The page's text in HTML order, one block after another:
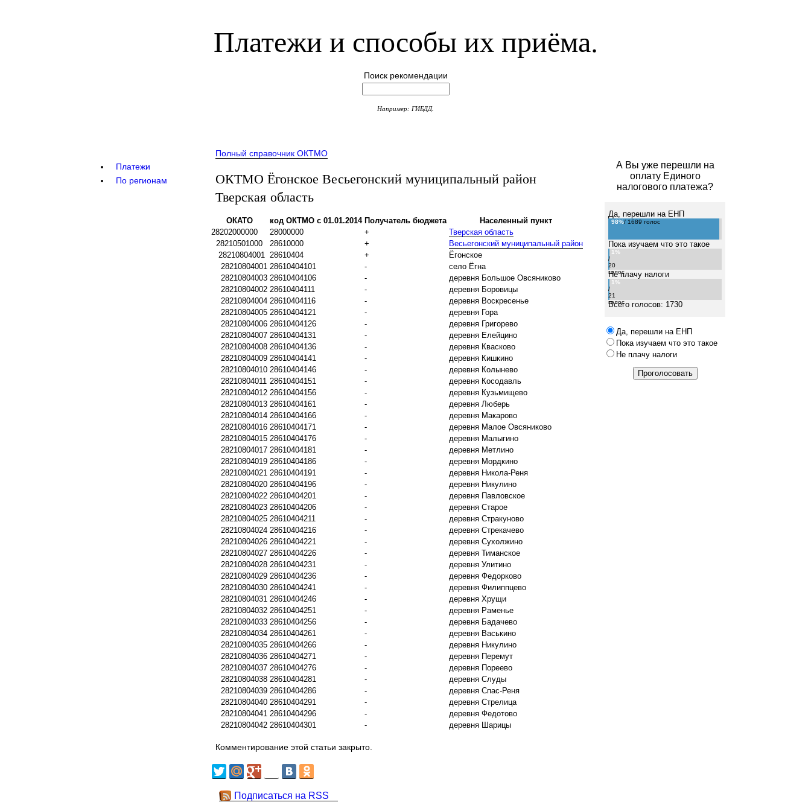
Платежи и способы их приёма.
Поиск рекомендации
Например: ГИБДД.
Платежи
По регионам
А Вы уже перешли на
оплату Единого
налогового платежа?
Да, перешли на ЕНП
98%/ 1689 голос
Пока изучаем что это такое
1%
/
20
голос
Не плачу налоги
1%
/
21
голос
Всего голосов: 1730
Да, перешли на ЕНП
Пока изучаем что это такое
Не плачу налоги
Полный справочник ОКТМО
ОКТМО Ёгонское Весьегонский муниципальный район
Тверская область
ОКАТО код ОКТМО с 01.01.2014 Получатель бюджета
Населенный пункт
28202000000
28000000 +
Тверская область
28210501000
28610000 +
Весьегонский муниципальный район
28210804001 28610404 +
Ёгонское
28210804001 28610404101 -
село Ёгна
28210804003 28610404106 -
деревня Большое Овсяниково
28210804002 28610404111 -
деревня Боровицы
28210804004 28610404116 -
деревня Воскресенье
28210804005 28610404121 -
деревня Гора
28210804006 28610404126 -
деревня Григорево
28210804007 28610404131 -
деревня Елейцино
28210804008 28610404136 -
деревня Квасково
28210804009 28610404141 -
деревня Кишкино
28210804010 28610404146 -
деревня Колынево
28210804011 28610404151 -
деревня Косодавль
28210804012 28610404156 -
деревня Кузьмищево
28210804013 28610404161 -
деревня Люберь
28210804014 28610404166 -
деревня Макарово
28210804016 28610404171 -
деревня Малое Овсяниково
28210804015 28610404176 -
деревня Малыгино
28210804017 28610404181 -
деревня Метлино
28210804019 28610404186 -
деревня Мордкино
28210804021 28610404191 -
деревня Никола-Реня
28210804020 28610404196 -
деревня Никулино
28210804022 28610404201 -
деревня Павловское
28210804023 28610404206 -
деревня Старое
28210804025 28610404211 -
деревня Стракуново
28210804024 28610404216 -
деревня Стрекачево
28210804026 28610404221 -
деревня Сухолжино
28210804027 28610404226 -
деревня Тиманское
28210804028 28610404231 -
деревня Улитино
28210804029 28610404236 -
деревня Федорково
28210804030 28610404241 -
деревня Филиппцево
28210804031 28610404246 -
деревня Хрущи
28210804032 28610404251 -
деревня Раменье
28210804033 28610404256 -
деревня Бадачево
28210804034 28610404261 -
деревня Васькино
28210804035 28610404266 -
деревня Никулино
28210804036 28610404271 -
деревня Перемут
28210804037 28610404276 -
деревня Пореево
28210804038 28610404281 -
деревня Слуды
28210804039 28610404286 -
деревня Спас-Реня
28210804040 28610404291 -
деревня Стрелица
28210804041 28610404296 -
деревня Федотово
28210804042 28610404301 - деревня Шарицы
Комментирование этой статьи закрыто.
Подписаться на RSS